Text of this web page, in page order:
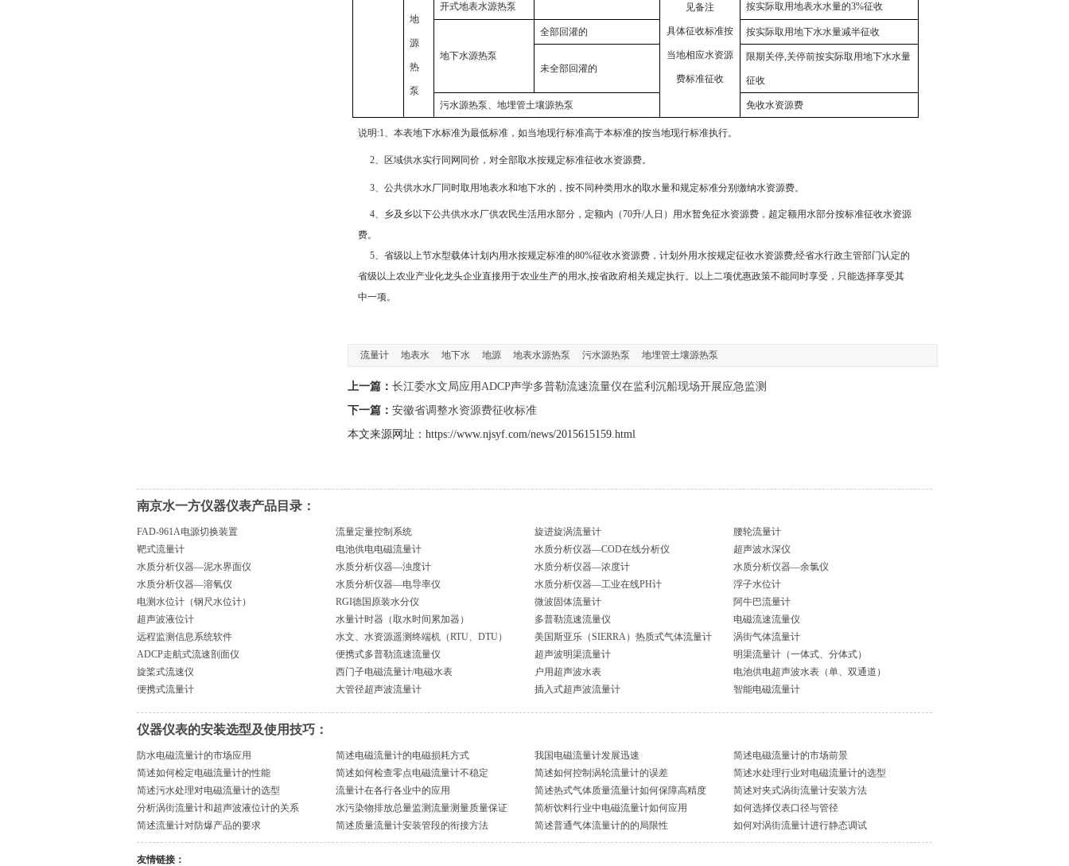
地
源
热
泵
见备注
具体征收标准按
当地相应水资源
费标准征收
开式地表水源热泵 按实际取用地表水水量的3%征收
地下水源热泵
全部回灌的 按实际取用地下水水量减半征收
未全部回灌的
限期关停,关停前按实际取用地下水水量
征收
污水源热泵、地埋管土壤源热泵 免收水资源费
说明 :1、本表地下水标准为最低标准，如当地现行标准高于本标准的按当地现行标准执行。
2、区域供水实行同网同价，对全部取水按规定标准征收水资源费。
3、公共供水水厂同时取用地表水和地下水的，按不同种类用水的取水量和规定标准分别缴纳水资源费。
4、乡及乡以下公共供水水厂供农民生活用水部分，定额内（70升/人日）用水暂免征水资源费，超定额用水部分按标准征收水资源
费。
5、省级以上节水型载体计划内用水按规定标准的80%征收水资源费，计划外用水按规定征收水资源费;经省水行政主管部门认定的
省级以上农业产业化龙头企业直接用于农业生产的用水,按省政府相关规定执行。以上二项优惠政策不能同时享受，只能选择享受其
中一项。
流量计 地表水 地下水 地源 地表水源热泵 污水源热泵 地埋管土壤源热泵
上一篇： 长江委水文局应用ADCP声学多普勒流速流量仪在监利沉船现场开展应急监测
下一篇： 安徽省调整水资源费征收标准
本文来源网址：https://www.njsyf.com/news/2015615159.html
南京水一方仪器仪表产品目录：
FAD-961A电源切换装置 流量定量控制系统 旋进旋涡流量计
腰轮流量计
靶式流量计
电池供电电磁流量计 水质分析仪器—COD在线分析仪
超声波水深仪
水质分析仪器—泥水界面仪
水质分析仪器—浊度计 水质分析仪器—浓度计
水质分析仪器—余氯仪
水质分析仪器—溶氧仪
水质分析仪器—电导率仪 水质分析仪器—工业在线PH计
浮子水位计
电测水位计（钢尺水位计）
RGI德国原装水分仪 微波固体流量计
阿牛巴流量计
超声波液位计
水量计时器（取水时间累加器） 多普勒流速流量仪
电磁流速流量仪
远程监测信息系统软件
水文、水资源遥测终端机（RTU、DTU） 美国斯亚乐（SIERRA）热质式气体流量计
涡街气体流量计
ADCP走航式流速剖面仪
便携式多普勒流速流量仪 超声波明渠流量计
明渠流量计（一体式、分体式）
旋桨式流速仪
西门子电磁流量计/电磁水表 户用超声波水表
电池供电超声波水表（单、双通道）
便携式流量计
大管径超声波流量计 插入式超声波流量计 智能电磁流量计
仪器仪表的安装选型及使用技巧：
防水电磁流量计的市场应用 简述电磁流量计的电磁损耗方式 我国电磁流量计发展迅速
简述电磁流量计的市场前景
简述如何检定电磁流量计的性能
简述如何检查零点电磁流量计不稳定 简述如何控制涡轮流量计的误差
简述水处理行业对电磁流量计的选型
简述污水处理对电磁流量计的选型
流量计在各行各业中的应用 简述热式气体质量流量计如何保障高精度
简述对夹式涡街流量计安装方法
分析涡街流量计和超声波液位计的关系
水污染物排放总量监测流量测量质量保证 简析饮料行业中电磁流量计如何应用
如何选择仪表口径与管径
简述流量计对防爆产品的要求
简述质量流量计安装管段的衔接方法 简述普通气体流量计的的局限性 如何对涡街流量计进行静态调试
友情链接：